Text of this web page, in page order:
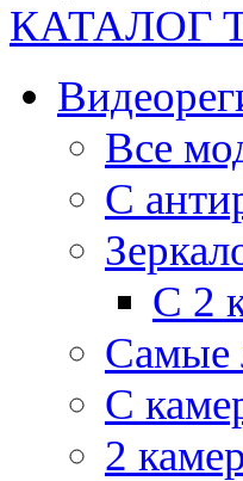
КАТАЛОГ
Все
C
С 2
Самые
С
2